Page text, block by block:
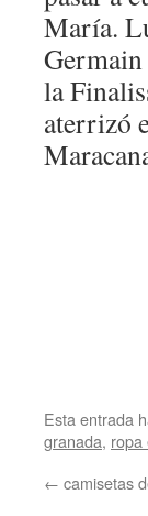
María.
la
aterrizó
Esta entrada
granada, ropa
← camisetas